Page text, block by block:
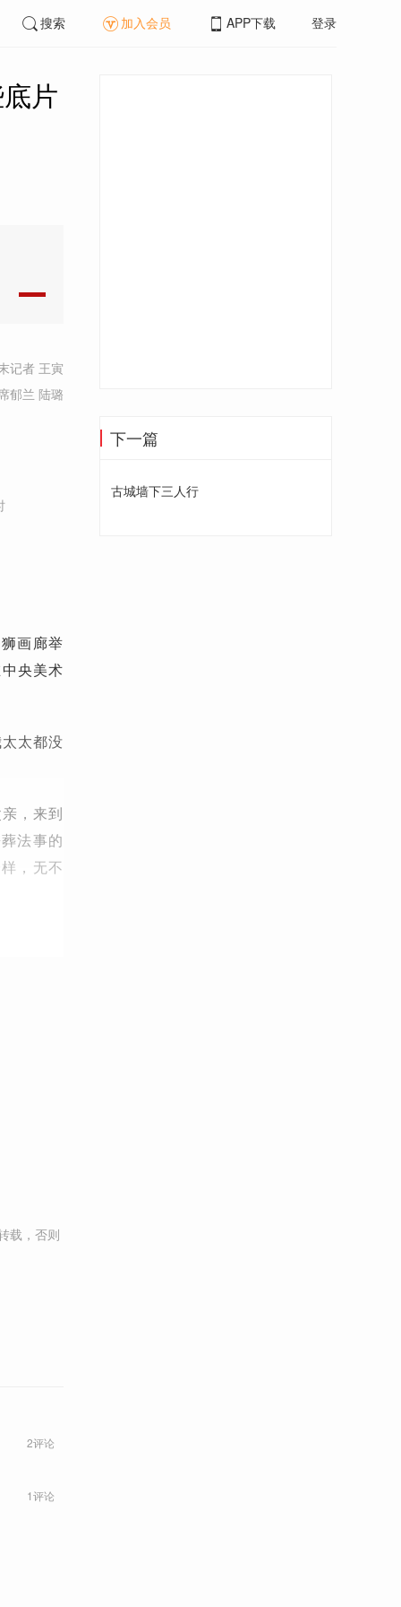
搜索 加入会员 APP下载 登录
片
记者 王寅
郁兰 陆璐
画廊举
央美术
太都没
，来到
法事的
，无不
载，否则
2评论
1评论
下一篇
古城墙下三人行